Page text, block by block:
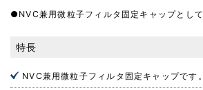
●NVC兼用微粒子フィルタ固定キャップとして
特長
NVC兼用微粒子フィルタ固定キャップです。